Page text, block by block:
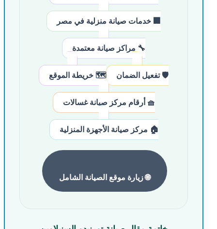
🏢 خدمات صيانة منزلية في مصر
🔧 مراكز صيانة معتمدة
🛡️ تفعيل الضمان 🗺️ خريطة الموقع
🧺 أرقام مركز صيانة غسالات
🏠 مركز صيانة الأجهزة المنزلية
🌐 زيارة موقع الصيانة الشامل